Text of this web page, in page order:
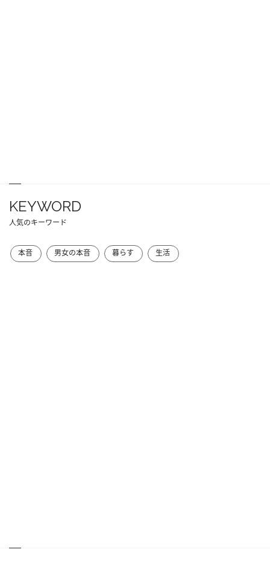
KEYWORD
人気のキーワード
本音 男女の本音 暮らす 生活